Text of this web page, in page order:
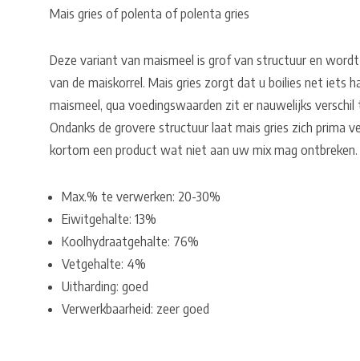
Mais gries of polenta of polenta gries
Deze variant van maismeel is grof van structuur en
van de maiskorrel. Mais gries zorgt dat u boilies net iets
maismeel, qua voedingswaarden zit er nauwelijks verschil
Ondanks de grovere structuur laat mais gries zich prima
kortom een product wat niet aan uw mix mag ontbreken.
Max.% te verwerken: 20-30%
Eiwitgehalte: 13%
Koolhydraatgehalte: 76%
Vetgehalte: 4%
Uitharding: goed
Verwerkbaarheid: zeer goed